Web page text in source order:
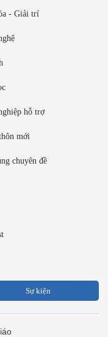
- Giải trí
hỗ trợ
mới
chuyên đề
Sự kiện